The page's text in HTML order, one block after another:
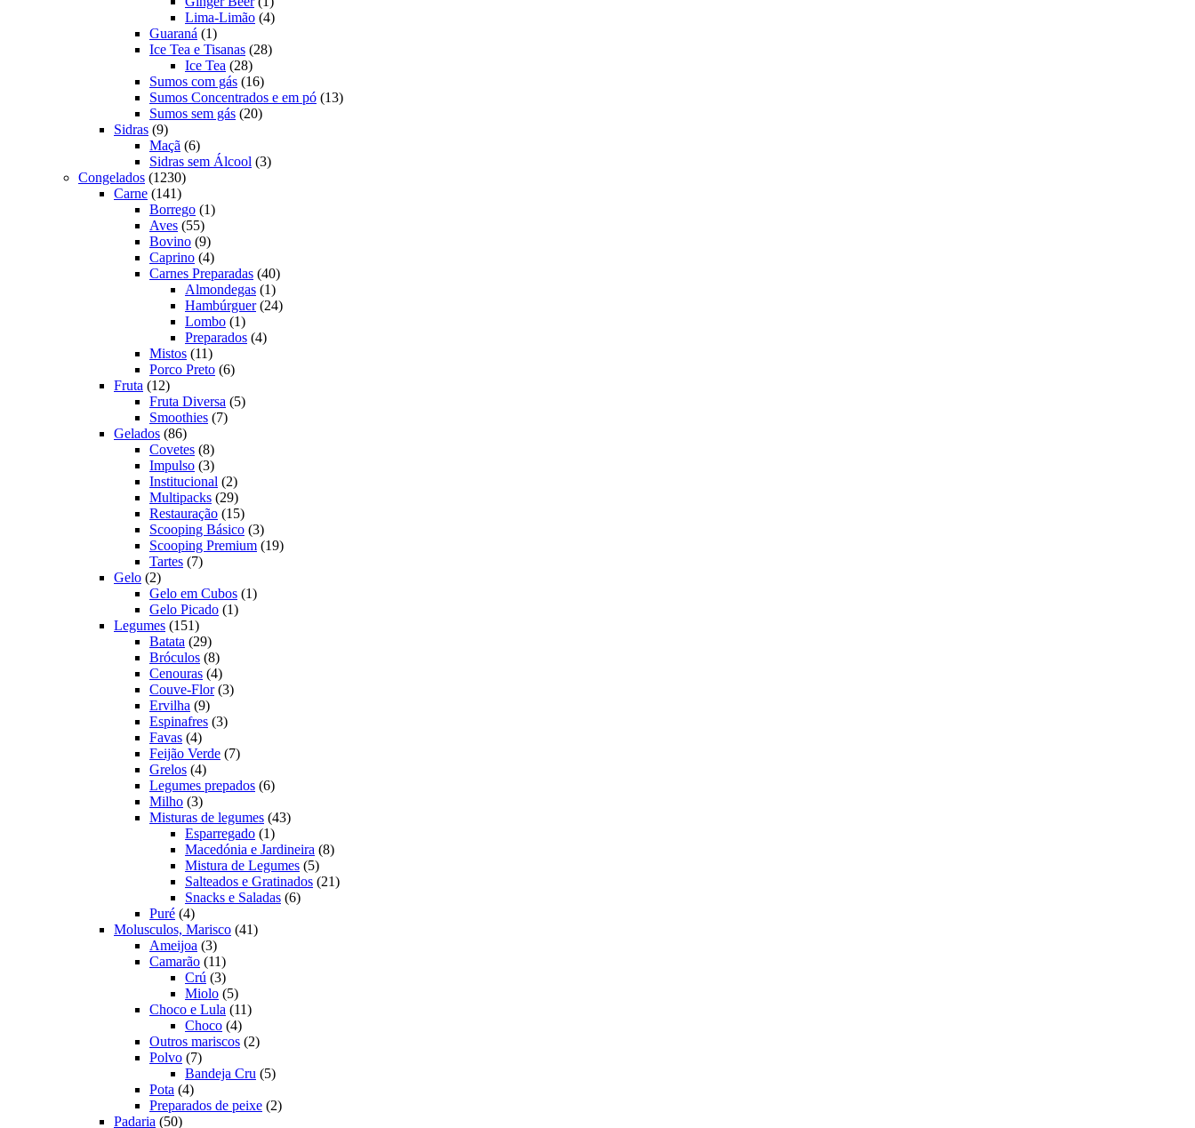
produto
Lima-Limão 44
Guaraná 11
produto
Ice Tea e Tisanas 2828
Ice Tea 2828
produtos
Sumos com gás 1616
produtos
Sumos Concentrados e em pó 1313
Sumos sem gás 2020
Sidras 99
produtos
Maçã 66
produtos
Sidras sem Álcool 33
Congelados 12301230
produtos
Carne 141141
produtos
Borrego 11
Aves 5555
produtos
Bovino 99
produtos
Caprino 44
produtos
Carnes Preparadas 4040
produtos
Almondegas 11
produto
Hambúrguer 2424
Lombo 11
produto
Preparados 44
Mistos 1111
produtos
Porco Preto 66
Fruta 1212
produtos
Fruta Diversa 55
Smoothies 77
Gelados 8686
produtos
Covetes 88
produtos
Impulso 33
produtos
Institucional 22
produtos
Multipacks 2929
produtos
Restauração 1515
produtos
Scooping Básico 33
produtos
Scooping Premium 1919
Tartes 77
Gelo 22
produtos
Gelo em Cubos 11
Gelo Picado 11
Legumes 151151
produtos
Batata 2929
produtos
Bróculos 88
produtos
Cenouras 44
produtos
Couve-Flor 33
Ervilha 99
produtos
Espinafres 33
Favas 44
produtos
Feijão Verde 77
Grelos 44
produtos
Legumes prepados 66
Milho 33
produtos
Misturas de legumes 4343
Esparregado 11
produto
Macedónia e Jardineira 88
Mistura de Legumes 55
produtos
Salteados e Gratinados 2121
Snacks e Saladas 66
Puré 44
produtos
Molusculos, Marisco 4141
Ameijoa 33
produtos
Camarão 1111
produtos
Crú 33
produtos
Miolo 55
produtos
Choco e Lula 1111
Choco 44
produtos
Outros mariscos 22
Polvo 77
produtos
Bandeja Cru 55
Pota 44
produtos
Preparados de peixe 22
Padaria 5050